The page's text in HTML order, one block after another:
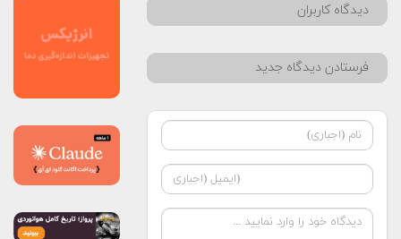
دیدگاه کاربران
فرستادن دیدگاه جدید